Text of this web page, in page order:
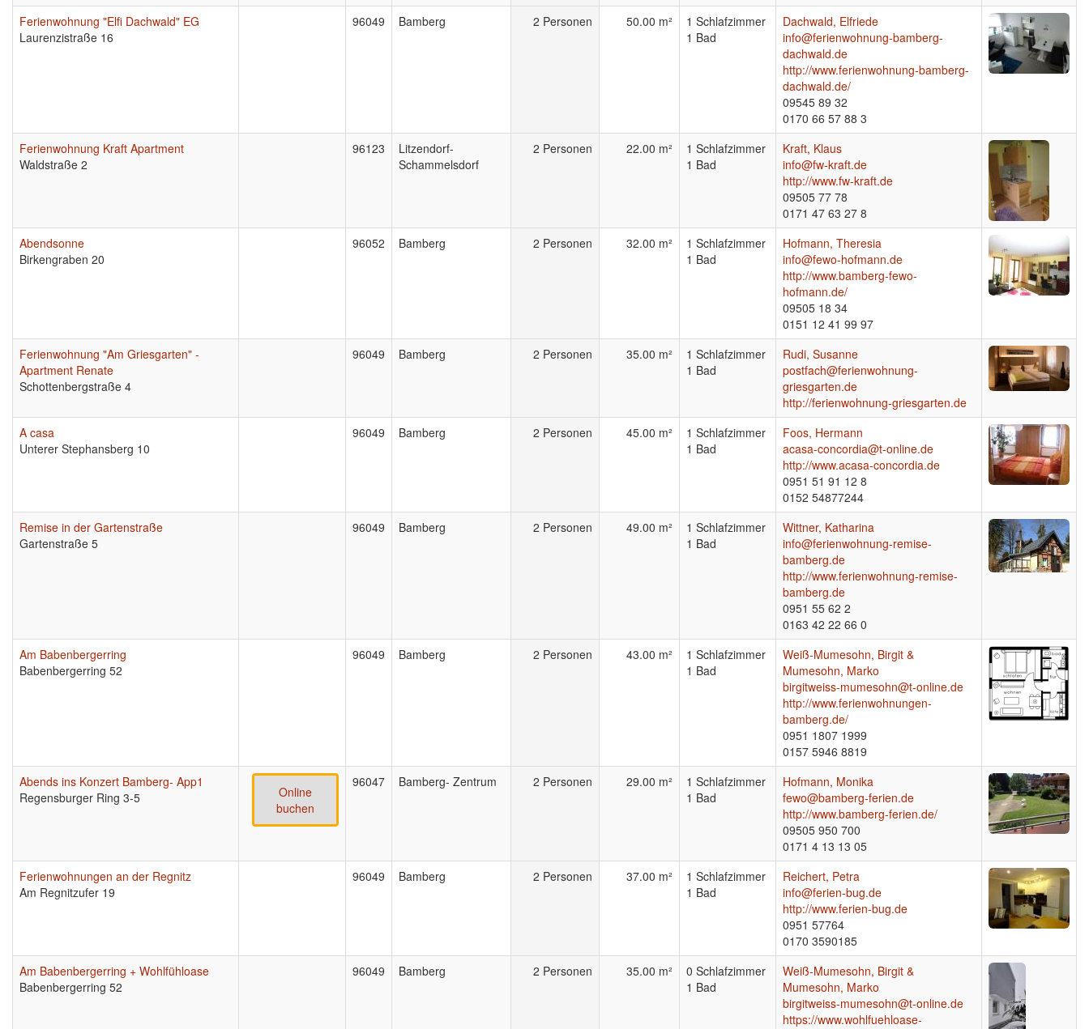
Ferienwohnung "Elfi Dachwald" EG
Laurenzistraße 16
96049 Bamberg 2 Personen 50.00 m²
1 Schlafzimmer
1 Bad
Dachwald, Elfriede
info@ferienwohnung-bamberg-
dachwald.de
http://www.ferienwohnung-bamberg-
dachwald.de/
09545 89 32
0170 66 57 88 3
Ferienwohnung Kraft Apartment
Waldstraße 2
96123
Litzendorf-
Schammelsdorf
2 Personen 22.00 m²
1 Schlafzimmer
1 Bad
Kraft, Klaus
info@fw-kraft.de
http://www.fw-kraft.de
09505 77 78
0171 47 63 27 8
Abendsonne
Birkengraben 20
96052 Bamberg 2 Personen 32.00 m²
1 Schlafzimmer
1 Bad
Hofmann, Theresia
info@fewo-hofmann.de
http://www.bamberg-fewo-
hofmann.de/
09505 18 34
0151 12 41 99 97
Ferienwohnung "Am Griesgarten" -
Apartment Renate
Schottenbergstraße 4
96049 Bamberg 2 Personen 35.00 m²
1 Schlafzimmer
1 Bad
Rudi, Susanne
postfach@ferienwohnung-
griesgarten.de
http://ferienwohnung-griesgarten.de
A casa
Unterer Stephansberg 10
96049 Bamberg 2 Personen 45.00 m²
1 Schlafzimmer
1 Bad
Foos, Hermann
acasa-concordia@t-online.de
http://www.acasa-concordia.de
0951 51 91 12 8
0152 54877244
Remise in der Gartenstraße
Gartenstraße 5
96049 Bamberg 2 Personen 49.00 m²
1 Schlafzimmer
1 Bad
Wittner, Katharina
info@ferienwohnung-remise-
bamberg.de
http://www.ferienwohnung-remise-
bamberg.de
0951 55 62 2
0163 42 22 66 0
Am Babenbergerring
Babenbergerring 52
96049 Bamberg 2 Personen 43.00 m²
1 Schlafzimmer
1 Bad
Weiß-Mumesohn, Birgit &
Mumesohn, Marko
birgitweiss-mumesohn@t-online.de
http://www.ferienwohnungen-
bamberg.de/
0951 1807 1999
0157 5946 8819
Abends ins Konzert Bamberg- App1
Regensburger Ring 3-5
Online
buchen
96047 Bamberg- Zentrum 2 Personen 29.00 m²
1 Schlafzimmer
1 Bad
Hofmann, Monika
fewo@bamberg-ferien.de
http://www.bamberg-ferien.de/
09505 950 700
0171 4 13 13 05
Ferienwohnungen an der Regnitz
Am Regnitzufer 19
96049 Bamberg 2 Personen 37.00 m²
1 Schlafzimmer
1 Bad
Reichert, Petra
info@ferien-bug.de
http://www.ferien-bug.de
0951 57764
0170 3590185
Am Babenbergerring + Wohlfühloase
Babenbergerring 52
96049 Bamberg 2 Personen 35.00 m²
0 Schlafzimmer
1 Bad
Weiß-Mumesohn, Birgit &
Mumesohn, Marko
birgitweiss-mumesohn@t-online.de
https://www.wohlfuehloase-